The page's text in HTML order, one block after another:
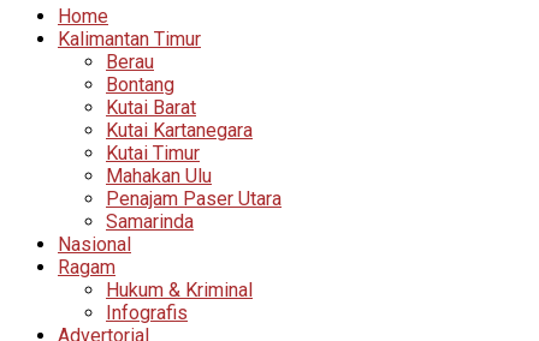
Home
Kalimantan Timur
Berau
Bontang
Kutai Barat
Kutai Kartanegara
Kutai Timur
Mahakan Ulu
Penajam Paser Utara
Samarinda
Nasional
Ragam
Hukum & Kriminal
Infografis
Advertorial